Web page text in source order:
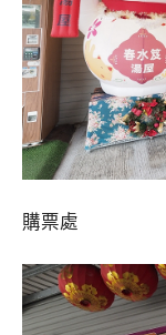
購票處